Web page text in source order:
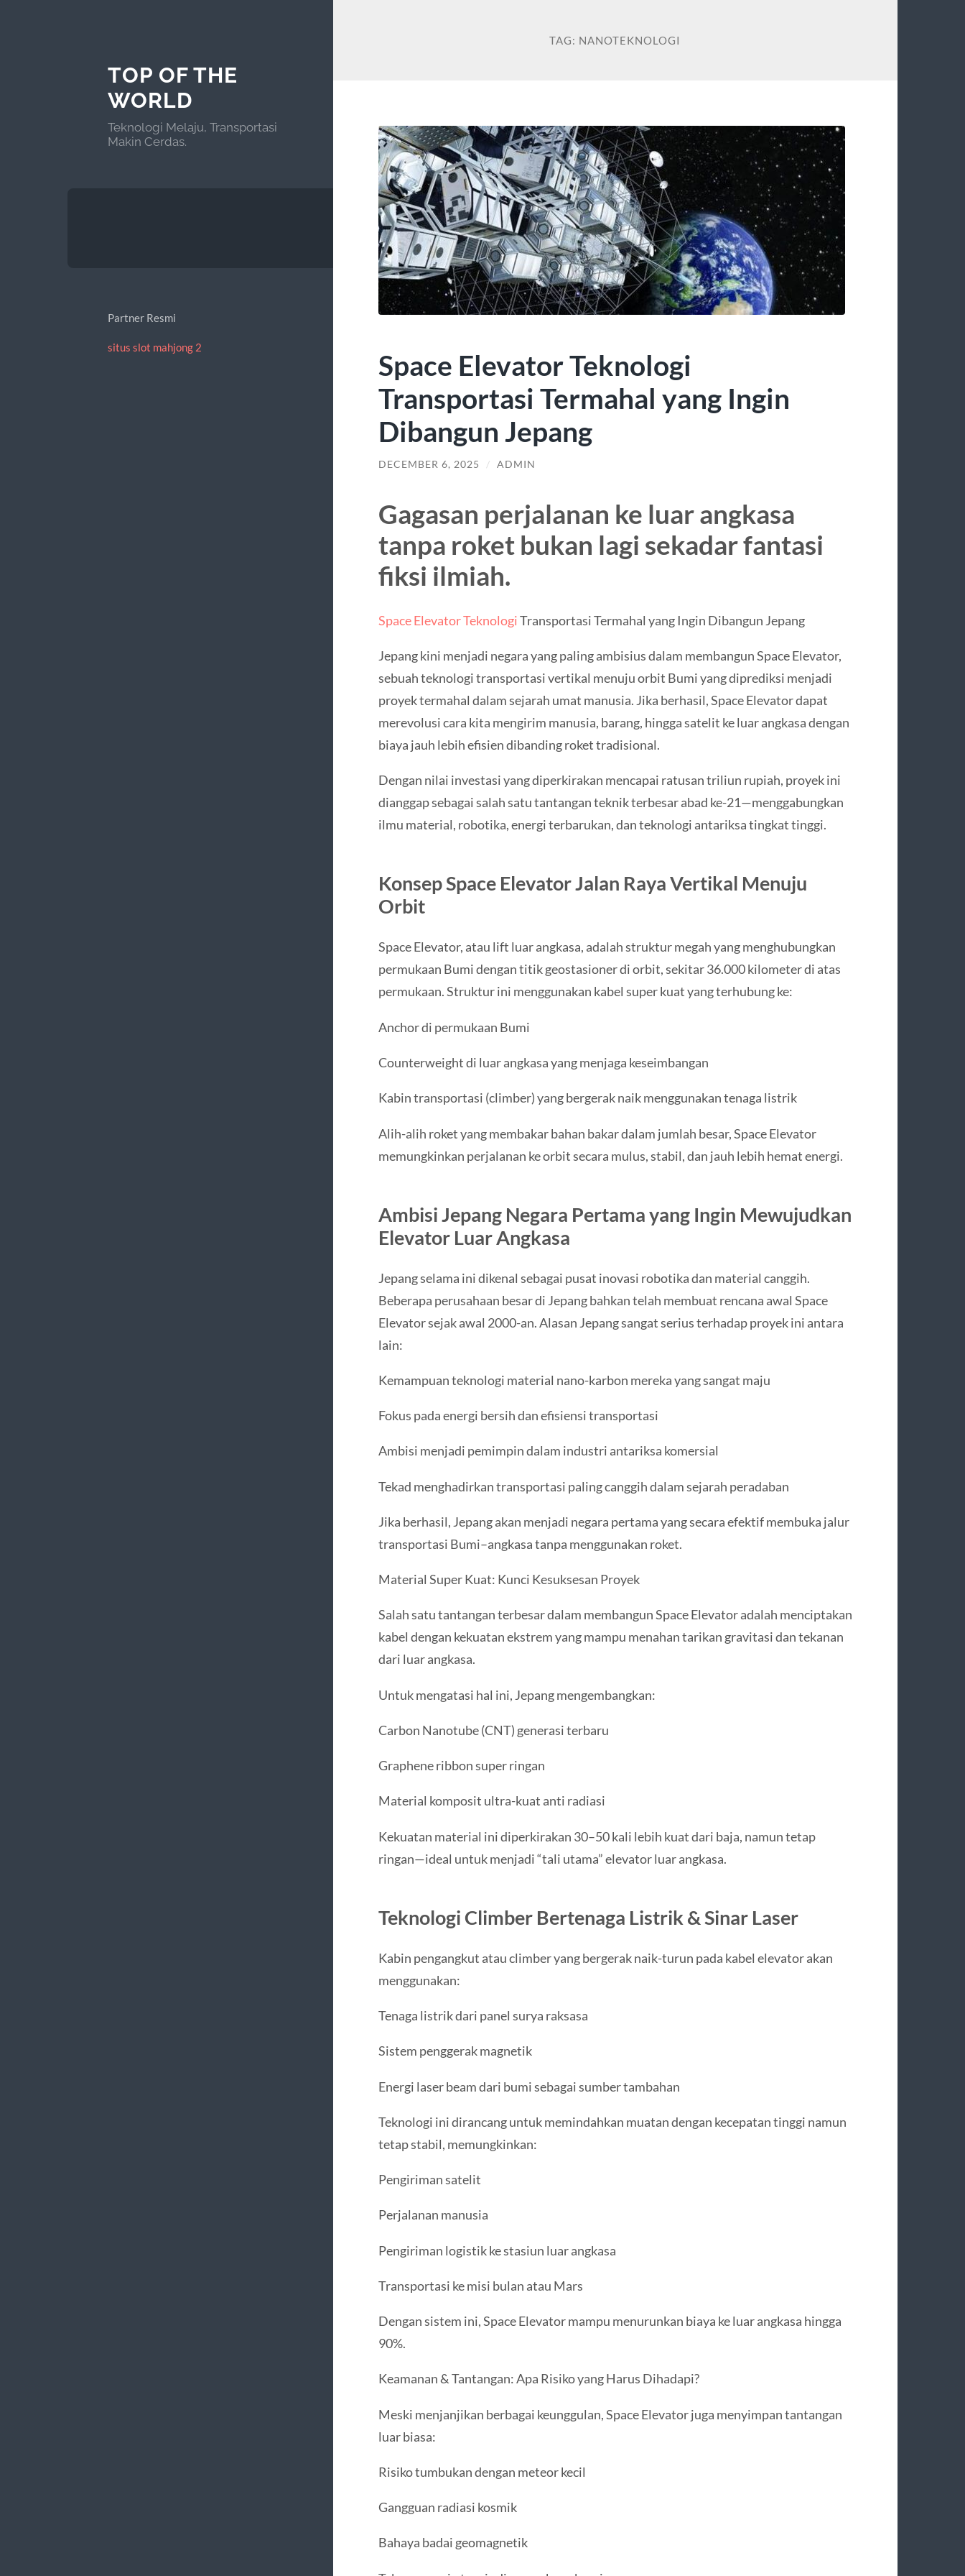
TOP OF THE
WORLD
Teknologi Melaju, Transportasi
Makin Cerdas.
Partner Resmi
situs slot mahjong 2
TAG: NANOTEKNOLOGI
Space Elevator Teknologi
Transportasi Termahal yang Ingin
Dibangun Jepang
DECEMBER 6, 2025 / ADMIN
Gagasan perjalanan ke luar angkasa
tanpa roket bukan lagi sekadar fantasi
fiksi ilmiah.
Space Elevator TeknologiTransportasi Termahal yang Ingin Dibangun Jepang
Jepang kini menjadi negara yang paling ambisius dalam membangun Space Elevator,
sebuah teknologi transportasi vertikal menuju orbit Bumi yang diprediksi menjadi
proyek termahal dalam sejarah umat manusia. Jika berhasil, Space Elevator dapat
merevolusi cara kita mengirim manusia, barang, hingga satelit ke luar angkasa dengan
biaya jauh lebih efisien dibanding roket tradisional.
Dengan nilai investasi yang diperkirakan mencapai ratusan triliun rupiah, proyek ini
dianggap sebagai salah satu tantangan teknik terbesar abad ke-21—menggabungkan
ilmu material, robotika, energi terbarukan, dan teknologi antariksa tingkat tinggi.
Konsep Space Elevator Jalan Raya Vertikal Menuju
Orbit
Space Elevator, atau lift luar angkasa, adalah struktur megah yang menghubungkan
permukaan Bumi dengan titik geostasioner di orbit, sekitar 36.000 kilometer di atas
permukaan. Struktur ini menggunakan kabel super kuat yang terhubung ke:
Anchor di permukaan Bumi
Counterweight di luar angkasa yang menjaga keseimbangan
Kabin transportasi (climber) yang bergerak naik menggunakan tenaga listrik
Alih-alih roket yang membakar bahan bakar dalam jumlah besar, Space Elevator
memungkinkan perjalanan ke orbit secara mulus, stabil, dan jauh lebih hemat energi.
Ambisi Jepang Negara Pertama yang Ingin Mewujudkan
Elevator Luar Angkasa
Jepang selama ini dikenal sebagai pusat inovasi robotika dan material canggih.
Beberapa perusahaan besar di Jepang bahkan telah membuat rencana awal Space
Elevator sejak awal 2000-an. Alasan Jepang sangat serius terhadap proyek ini antara
lain:
Kemampuan teknologi material nano-karbon mereka yang sangat maju
Fokus pada energi bersih dan efisiensi transportasi
Ambisi menjadi pemimpin dalam industri antariksa komersial
Tekad menghadirkan transportasi paling canggih dalam sejarah peradaban
Jika berhasil, Jepang akan menjadi negara pertama yang secara efektif membuka jalur
transportasi Bumi–angkasa tanpa menggunakan roket.
Material Super Kuat: Kunci Kesuksesan Proyek
Salah satu tantangan terbesar dalam membangun Space Elevator adalah menciptakan
kabel dengan kekuatan ekstrem yang mampu menahan tarikan gravitasi dan tekanan
dari luar angkasa.
Untuk mengatasi hal ini, Jepang mengembangkan:
Carbon Nanotube (CNT) generasi terbaru
Graphene ribbon super ringan
Material komposit ultra-kuat anti radiasi
Kekuatan material ini diperkirakan 30–50 kali lebih kuat dari baja, namun tetap
ringan—ideal untuk menjadi “tali utama” elevator luar angkasa.
Teknologi Climber Bertenaga Listrik & Sinar Laser
Kabin pengangkut atau climber yang bergerak naik-turun pada kabel elevator akan
menggunakan:
Tenaga listrik dari panel surya raksasa
Sistem penggerak magnetik
Energi laser beam dari bumi sebagai sumber tambahan
Teknologi ini dirancang untuk memindahkan muatan dengan kecepatan tinggi namun
tetap stabil, memungkinkan:
Pengiriman satelit
Perjalanan manusia
Pengiriman logistik ke stasiun luar angkasa
Transportasi ke misi bulan atau Mars
Dengan sistem ini, Space Elevator mampu menurunkan biaya ke luar angkasa hingga
90%.
Keamanan & Tantangan: Apa Risiko yang Harus Dihadapi?
Meski menjanjikan berbagai keunggulan, Space Elevator juga menyimpan tantangan
luar biasa:
Risiko tumbukan dengan meteor kecil
Gangguan radiasi kosmik
Bahaya badai geomagnetik